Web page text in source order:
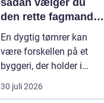
sådan vælger du
den rette fagmand
til dit projekt
En dygtig tømrer kan
være forskellen på et
byggeri, der holder i
årtier, og et projekt, der
hurtigt giver problemer.
30 juli 2026